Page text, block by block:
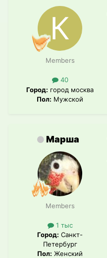
Members
40
Город: город москва
Пол: Мужской
Марша
Members
1 тыс
Город: Санкт-
Петербург
Пол: Женский